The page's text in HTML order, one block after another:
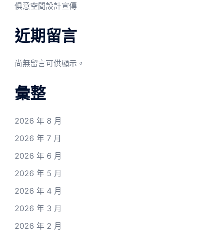
俱意空間設計宣傳
近期留言
尚無留言可供顯示。
彙整
2026 年 8 月
2026 年 7 月
2026 年 6 月
2026 年 5 月
2026 年 4 月
2026 年 3 月
2026 年 2 月